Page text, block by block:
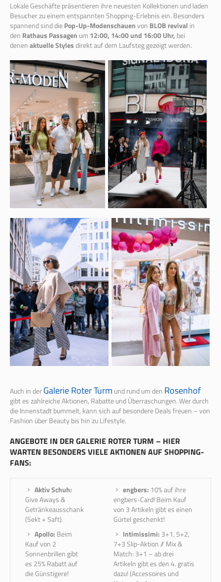
Lokale Geschäfte präsentieren ihre neuesten Kollektionen und laden
Besucher zu einem entspannten Shopping-Erlebnis ein. Besonders
spannend sind diePop-Up-Modenschauenvon BLOB revival in
den Rathaus Passagen um 12:00, 14:00 und 16:00 Uhr, bei
denenaktuelle Stylesdirekt auf dem Laufsteg gezeigt werden.
Auch in derGalerie Roter Turm und rund um den Rosenhof
gibt es zahlreiche Aktionen, Rabatte und Überraschungen. Wer durch
die Innenstadt bummelt, kann sich auf besondere Deals freuen – von
Fashion über Beauty bis hin zu Lifestyle.
ANGEBOTE IN DER GALERIE ROTER TURM – HIER
WARTEN BESONDERS VIELE AKTIONEN AUF SHOPPING-
FANS:
Aktiv Schuh:
Give Aways &
Getränkeausschank
(Sekt + Saft).
Apollo: Beim
Kauf von 2
Sonnenbrillen gibt
es 25% Rabatt auf
die Günstigere!
engbers: 10% auf ihre
engbers-Card! Beim Kauf
von 3 Artikeln gibt es einen
Gürtel geschenkt!
Intimissimi: 3+1, 5+2,
7+3 Slip-Aktion // Mix &
Match: 3+1 – ab drei
Artikeln gibt es den 4. gratis
dazu! (Accessoires und